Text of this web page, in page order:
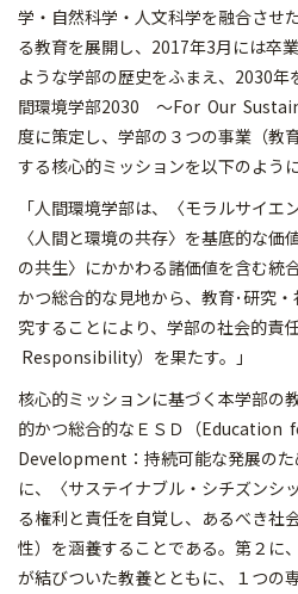
学・自然科学・人文科学を融合させ
る教育を展開し、2017年3月には卒
ような学部の歴史をふまえ、2030
間環境学部2030 ～For Our
度に策定し、学部の３つの事業（教
する核心的ミッションを以下のよう
「人間環境学部は、〈モラルサイエ
〈人間と環境の共存〉を基底的な
の共生〉にかかわる諸価値を含む統
かつ総合的な見地から、教育･研究
究することにより、学部の社会的責
Responsibility）を果たす。」
核心的ミッションに基づく本学部の
的かつ総合的なＥＳＤ（Education
Development：持続可能な発展のた
に、〈サステイナブル・シチズンシ
る権利と責任を自覚し、あるべき社
性）を涵養することである。第２に
が結びついた教養とともに、１つの